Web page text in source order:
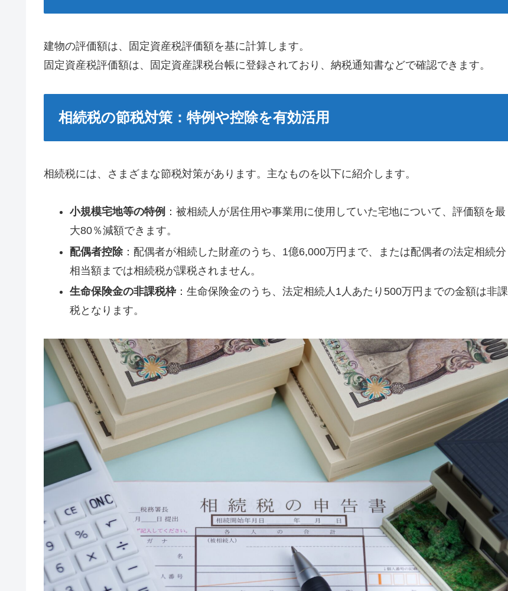
建物の評価額は、固定資産税評価額を基に計算します。
固定資産税評価額は、固定資産課税台帳に登録されており、納税通知書などで確認できます。
相続税の節税対策：特例や控除を有効活用
相続税には、さまざまな節税対策があります。主なものを以下に紹介します。
小規模宅地等の特例 ：被相続人が居住用や事業用に使用していた宅地について、評価額を最
大80％減額できます。
配偶者控除：配偶者が相続した財産のうち、1億6,000万円まで、または配偶者の法定相続分
相当額までは相続税が課税されません。
生命保険金の非課税枠：生命保険金のうち、法定相続人1人あたり500万円までの金額は非課
税となります。